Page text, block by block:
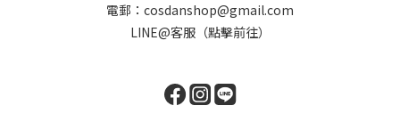
電郵：cosdanshop@gmail.com
LINE@客服（點擊前往）